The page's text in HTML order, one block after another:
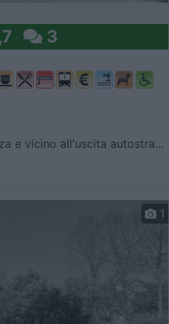
3
e vicino all'uscita autostra...
1